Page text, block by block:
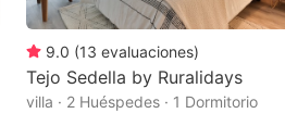
keyboard
shortcuts
for
changing
9.0 (13 evaluaciones)
Tejo Sedella by Ruralidays
villa · 2 Huéspedes · 1 Dormitorio